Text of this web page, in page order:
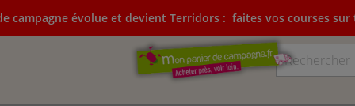
campagne évolue et devient Terridors : faites vos courses sur
évolue et devient Terridors:faites vos courses